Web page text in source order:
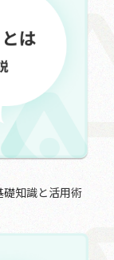
知識と活用術